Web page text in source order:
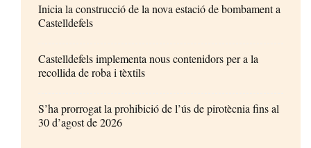
Inicia la construcció de la nova estació de bombament a
Castelldefels
Castelldefels implementa nous contenidors per a la
recollida de roba i tèxtils
S’ha prorrogat la prohibició de l’ús de pirotècnia fins al
30 d’agost de 2026